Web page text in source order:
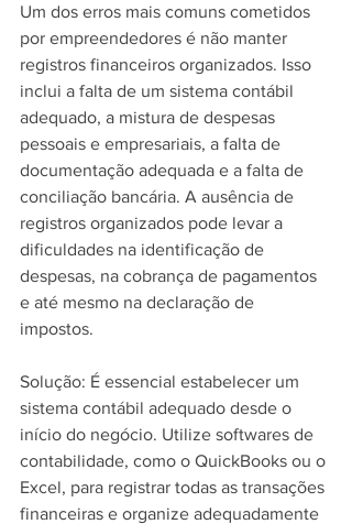
Um dos erros mais comuns cometidos
por empreendedores é não manter
registros financeiros organizados. Isso
inclui a falta de um sistema contábil
adequado, a mistura de despesas
pessoais e empresariais, a falta de
documentação adequada e a falta de
conciliação bancária. A ausência de
registros organizados pode levar a
dificuldades na identificação de
despesas, na cobrança de pagamentos
e até mesmo na declaração de
impostos.
Solução: É essencial estabelecer um
sistema contábil adequado desde o
início do negócio. Utilize softwares de
contabilidade, como o QuickBooks ou o
Excel, para registrar todas as transações
financeiras e organize adequadamente